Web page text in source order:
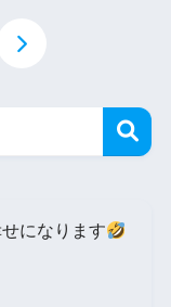
になります